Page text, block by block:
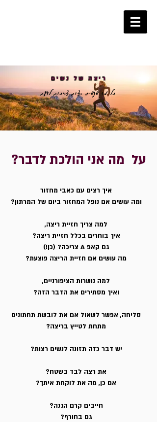
כל מה שאת צריכה לדעת על ריצה
(גם דברים שאת מתביישת לשאול)
על מה אני הולכת לדבר?
איך רצים עם כאבי מחזור
ומה עושים אם נופל המחזור ביום של המרתון?
למה צריך חזיית ריצה,
איך בוחרים בכלל חזיית ריצה?
גם קאפ A צריכה? (כן!)
מה עושים אם חזיית הריצה פוצעת?
למה נושרות הציפורניים,
ואיך מסתירים את הדבר הזה?
סליחה, אפשר לשאול אם את לובשת תחתונים
מתחת לטייץ בריצה?
יש דבר כזה תזונה לנשים רצות?
את רצה לבד בשטח?
אם כן, מה את לוקחת איתך?
חייבים קרם הגנה?
גם בחורף?
ריצה של נשים
כל מה שנשים רצות צריכות לדעת